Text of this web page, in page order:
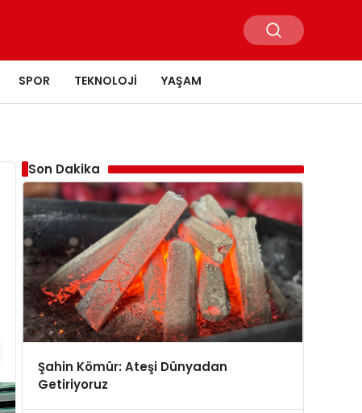
SPOR TEKNOLOJI YAŞAM
Son Dakika
Şahin Kömür: Ateşi Dünyadan
Getiriyoruz